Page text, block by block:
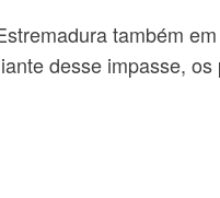
também
desse impasse,